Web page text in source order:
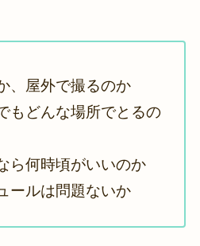
、屋外で撮るのか
もどんな場所でとるの
ら何時頃がいいのか
ールは問題ないか